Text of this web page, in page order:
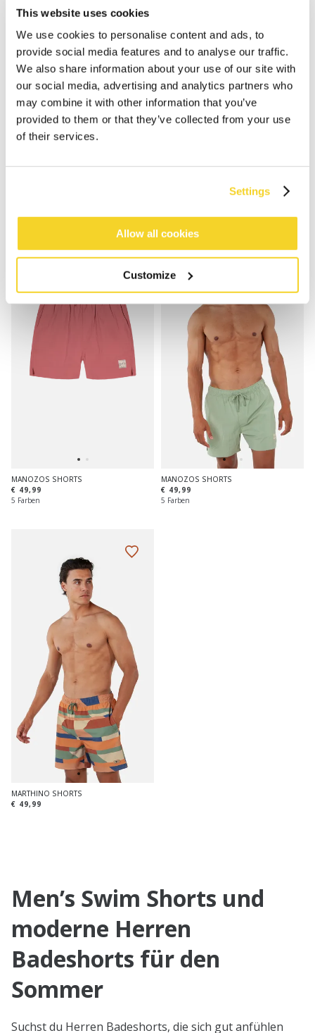
This website uses cookies
We use cookies to personalise content and ads, to
provide social media features and to analyse our traffic.
We also share information about your use of our site with
our social media, advertising and analytics partners who
may combine it with other information that you’ve
provided to them or that they’ve collected from your use
of their services.
Settings
Allow all cookies
Customize
MANOZOS SHORTS
MANOZOS SHORTS
MANOZOS SHORTS
€ 49,99
5 Farben
MANOZOS SHORTS
€ 49,99
5 Farben
MARTHINO SHORTS
€ 49,99
Men’s Swim Shorts und
moderne Herren
Badeshorts für den
Sommer
Suchst du Herren Badeshorts, die sich gut anfühlen